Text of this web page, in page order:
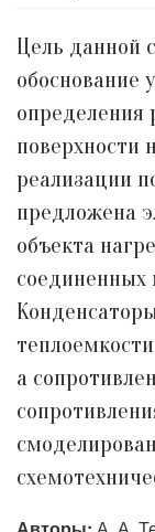
Цель данной
обоснование
определения
поверхности
реализации
предложена
объекта
соединенных
а